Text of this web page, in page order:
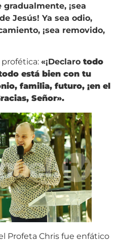
¡sea
Jesús! Ya sea odio,
¡sea removido,
«¡Declaro todo
está bien con tu
familia, futuro, ¡en el
Señor».
Profeta Chris fue enfático